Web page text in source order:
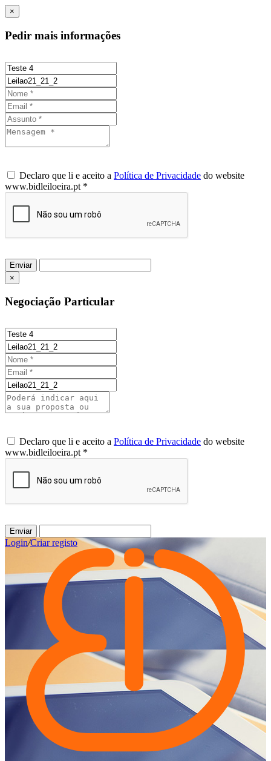
×
Pedir mais informações
Declaro que li e aceito a Política de Privacidade do website
www.bidleiloeira.pt *
Enviar
×
Negociação Particular
Declaro que li e aceito a Política de Privacidade do website
www.bidleiloeira.pt *
Enviar
Login/Criar registo